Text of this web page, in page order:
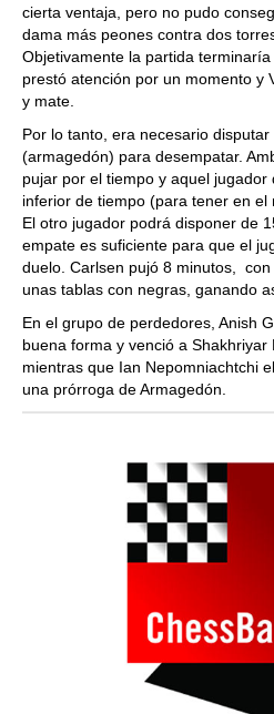
cierta ventaja, pero no pudo
dama más peones contra dos
Objetivamente la partida
prestó atención por un momento y
y mate.
Por lo tanto, era necesario
(armagedón) para desempatar.
pujar por el tiempo y aquel jugador
inferior de tiempo (para tener en el
El otro jugador podrá disponer de
empate es suficiente para que el
duelo. Carlsen pujó 8 minutos,
unas tablas con negras, ganando
En el grupo de perdedores, Anish
buena forma y venció a Shakhriyar
mientras que Ian Nepomniachtchi
una prórroga de Armagedón.